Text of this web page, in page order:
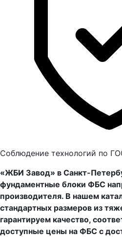
Соблюдение технологий по
«ЖБИ Завод» в Санкт-
фундаментные блоки ФБС
производителя. В нашем
стандартных размеров из
гарантируем качество,
доступные цены на ФБС с